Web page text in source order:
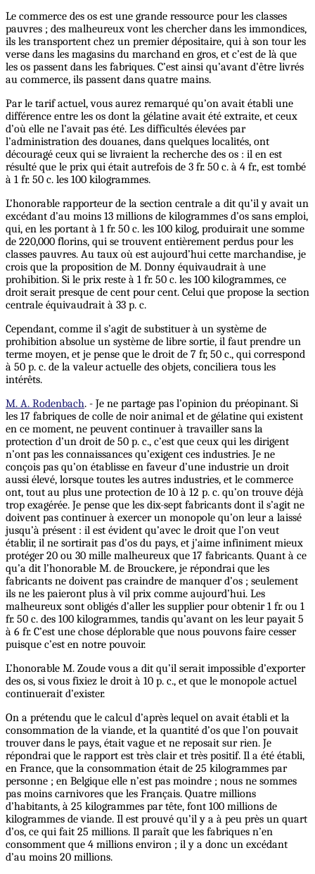
Le commerce des os est une grande ressource pour les classes
pauvres ; des malheureux vont les chercher dans les immondices,
ils les transportent chez un premier dépositaire, qui à son tour les
verse dans les magasins du marchand en gros, et c’est de là que
les os passent dans les fabriques. C’est ainsi qu’avant d’être livrés
au commerce, ils passent dans quatre mains.
Par le tarif actuel, vous aurez remarqué qu’on avait établi une
différence entre les os dont la gélatine avait été extraite, et ceux
d’où elle ne l’avait pas été. Les difficultés élevées par
l’administration des douanes, dans quelques localités, ont
découragé ceux qui se livraient la recherche des os : il en est
résulté que le prix qui était autrefois de 3 fr. 50 c. à 4 fr., est tombé
à 1 fr. 50 c. les 100 kilogrammes.
L’honorable rapporteur de la section centrale a dit qu’il y avait un
excédant d’au moins 13 millions de kilogrammes d’os sans emploi,
qui, en les portant à 1 fr. 50 c. les 100 kilog, produirait une somme
de 220,000 florins, qui se trouvent entièrement perdus pour les
classes pauvres. Au taux où est aujourd’hui cette marchandise, je
crois que la proposition de M. Donny équivaudrait à une
prohibition. Si le prix reste à 1 fr. 50 c. les 100 kilogrammes, ce
droit serait presque de cent pour cent. Celui que propose la section
centrale équivaudrait à 33 p. c.
Cependant, comme il s’agit de substituer à un système de
prohibition absolue un système de libre sortie, il faut prendre un
terme moyen, et je pense que le droit de 7 fr, 50 c., qui correspond
à 50 p. c. de la valeur actuelle des objets, conciliera tous les
intérêts.
M. A. Rodenbach. - Je ne partage pas l’opinion du préopinant. Si
les 17 fabriques de colle de noir animal et de gélatine qui existent
en ce moment, ne peuvent continuer à travailler sans la
protection d’un droit de 50 p. c., c’est que ceux qui les dirigent
n’ont pas les connaissances qu’exigent ces industries. Je ne
conçois pas qu’on établisse en faveur d’une industrie un droit
aussi élevé, lorsque toutes les autres industries, et le commerce
ont, tout au plus une protection de 10 à 12 p. c. qu’on trouve déjà
trop exagérée. Je pense que les dix-sept fabricants dont il s’agit ne
doivent pas continuer à exercer un monopole qu’on leur a laissé
jusqu’à présent : il est évident qu’avec le droit que l’on veut
établir, il ne sortirait pas d’os du pays, et j’aime infiniment mieux
protéger 20 ou 30 mille malheureux que 17 fabricants. Quant à ce
qu’a dit l’honorable M. de Brouckere, je répondrai que les
fabricants ne doivent pas craindre de manquer d’os ; seulement
ils ne les paieront plus à vil prix comme aujourd’hui. Les
malheureux sont obligés d’aller les supplier pour obtenir 1 fr. ou 1
fr. 50 c. des 100 kilogrammes, tandis qu’avant on les leur payait 5
à 6 fr. C’est une chose déplorable que nous pouvons faire cesser
puisque c’est en notre pouvoir.
L’honorable M. Zoude vous a dit qu’il serait impossible d’exporter
des os, si vous fixiez le droit à 10 p. c., et que le monopole actuel
continuerait d’exister.
On a prétendu que le calcul d’après lequel on avait établi et la
consommation de la viande, et la quantité d’os que l’on pouvait
trouver dans le pays, était vague et ne reposait sur rien. Je
répondrai que le rapport est très clair et très positif. Il a été établi,
en France, que la consommation était de 25 kilogrammes par
personne ; en Belgique elle n’est pas moindre ; nous ne sommes
pas moins carnivores que les Français. Quatre millions
d’habitants, à 25 kilogrammes par tête, font 100 millions de
kilogrammes de viande. Il est prouvé qu’il y a à peu près un quart
d’os, ce qui fait 25 millions. Il paraît que les fabriques n’en
consomment que 4 millions environ ; il y a donc un excédant
d’au moins 20 millions.